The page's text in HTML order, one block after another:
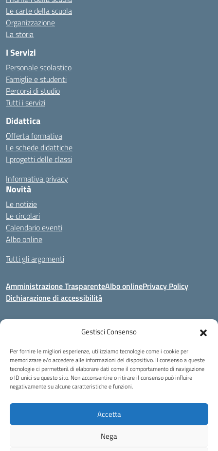
Gestisci Consenso
Per fornire le migliori esperienze, utilizziamo tecnologie come i cookie per
memorizzare e/o accedere alle informazioni del dispositivo. Il consenso a queste
tecnologie ci permetterà di elaborare dati come il comportamento di navigazione
o ID unici su questo sito. Non acconsentire o ritirare il consenso può influire
negativamente su alcune caratteristiche e funzioni.
Accetta
Nega
Le carte della scuola
Organizzazione
La storia
I Servizi
Personale scolastico
Famiglie e studenti
Percorsi di studio
Tutti i servizi
Didattica
Offerta formativa
Le schede didattiche
I progetti delle classi
Informativa privacy
Novità
Le notizie
Le circolari
Calendario eventi
Albo online
Tutti gli argomenti
Amministrazione TrasparenteAlbo onlinePrivacy Policy
Dichiarazione di accessibilità
Via Corridoni 34/36 Milano
Posta elettronica certificata (PEC):miic8de001@pec.istruzione.it
Codice fiscale: 80124970155
Istituto Omnicomprensivo Musicale Statale
Via Corridoni 34/36 Milano | Tel. 02 88446647 Fax 02-88.440.328
miic8de001@istruzione.it | miic8de001@pec.istruzione.it
C.F. 80124970155